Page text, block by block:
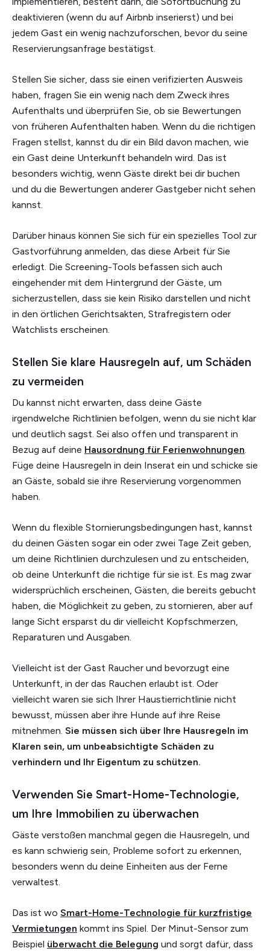
deaktivieren (wenn du auf Airbnb inserierst) und bei
jedem Gast ein wenig nachzuforschen, bevor du seine
Reservierungsanfrage bestätigst.
Stellen Sie sicher, dass sie einen verifizierten Ausweis
haben, fragen Sie ein wenig nach dem Zweck ihres
Aufenthalts und überprüfen Sie, ob sie Bewertungen
von früheren Aufenthalten haben. Wenn du die richtigen
Fragen stellst, kannst du dir ein Bild davon machen, wie
ein Gast deine Unterkunft behandeln wird. Das ist
besonders wichtig, wenn Gäste direkt bei dir buchen
und du die Bewertungen anderer Gastgeber nicht sehen
kannst.
Darüber hinaus können Sie sich für ein spezielles Tool zur
Gastvorführung anmelden, das diese Arbeit für Sie
erledigt. Die Screening-Tools befassen sich auch
eingehender mit dem Hintergrund der Gäste, um
sicherzustellen, dass sie kein Risiko darstellen und nicht
in den örtlichen Gerichtsakten, Strafregistern oder
Watchlists erscheinen.
Stellen Sie klare Hausregeln auf, um Schäden
zu vermeiden
Du kannst nicht erwarten, dass deine Gäste
irgendwelche Richtlinien befolgen, wenn du sie nicht klar
und deutlich sagst. Sei also offen und transparent in
Bezug auf deine Hausordnung für Ferienwohnungen.
Füge deine Hausregeln in dein Inserat ein und schicke sie
an Gäste, sobald sie ihre Reservierung vorgenommen
haben.
Wenn du flexible Stornierungsbedingungen hast, kannst
du deinen Gästen sogar ein oder zwei Tage Zeit geben,
um deine Richtlinien durchzulesen und zu entscheiden,
ob deine Unterkunft die richtige für sie ist. Es mag zwar
widersprüchlich erscheinen, Gästen, die bereits gebucht
haben, die Möglichkeit zu geben, zu stornieren, aber auf
lange Sicht ersparst du dir vielleicht Kopfschmerzen,
Reparaturen und Ausgaben.
Vielleicht ist der Gast Raucher und bevorzugt eine
Unterkunft, in der das Rauchen erlaubt ist. Oder
vielleicht waren sie sich Ihrer Haustierrichtlinie nicht
bewusst, müssen aber ihre Hunde auf ihre Reise
mitnehmen. Sie müssen sich über Ihre Hausregeln im
Klaren sein, um unbeabsichtigte Schäden zu
verhindern und Ihr Eigentum zu schützen.
Verwenden Sie Smart-Home-Technologie,
um Ihre Immobilien zu überwachen
Gäste verstoßen manchmal gegen die Hausregeln, und
es kann schwierig sein, Probleme sofort zu erkennen,
besonders wenn du deine Einheiten aus der Ferne
verwaltest.
Das ist wo Smart-Home-Technologie für kurzfristige
Vermietungen kommt ins Spiel. Der Minut-Sensor zum
Beispiel überwacht die Belegung und sorgt dafür, dass